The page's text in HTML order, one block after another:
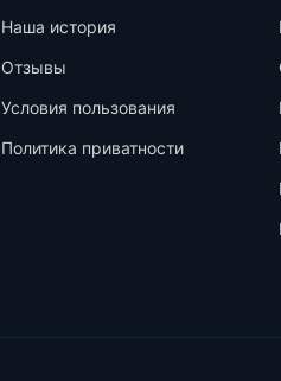
Наша история
Отзывы
Условия пользования
Политика приватности